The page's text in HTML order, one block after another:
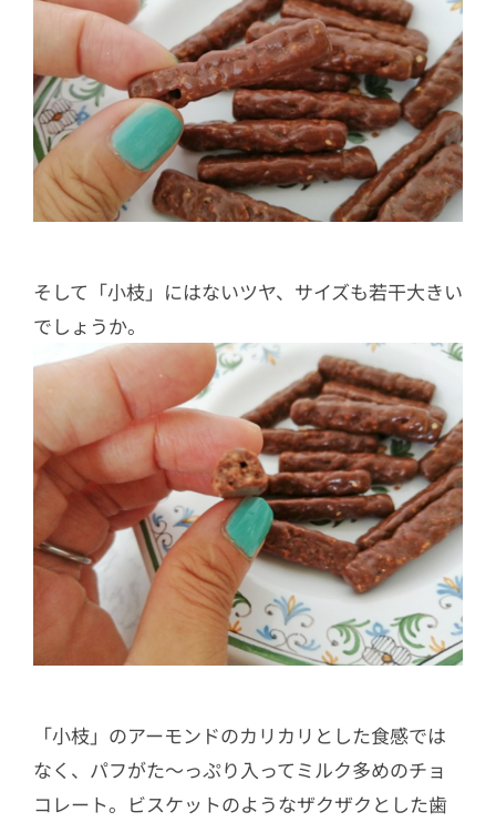
そして「小枝」にはないツヤ、サイズも若干大きい
でしょうか。
「小枝」のアーモンドのカリカリとした食感では
なく、パフがた～っぷり入ってミルク多めのチョ
コレート。ビスケットのようなザクザクとした歯